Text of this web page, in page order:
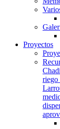
Proyectos
riego